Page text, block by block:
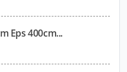
Eps 400cm...